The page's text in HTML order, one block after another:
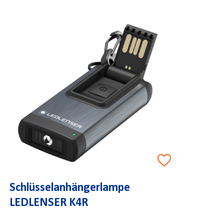
Schlüsselanhängerlampe
LEDLENSER K4R